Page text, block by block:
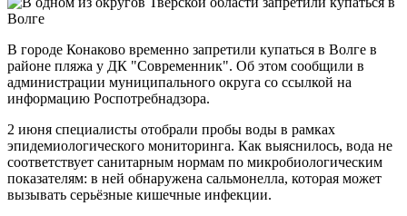
В городе Конаково временно запретили купаться в Волге в
районе пляжа у ДК "Современник". Об этом сообщили в
администрации муниципального округа со ссылкой на
информацию Роспотребнадзора.
2 июня специалисты отобрали пробы воды в рамках
эпидемиологического мониторинга. Как выяснилось, вода не
соответствует санитарным нормам по микробиологическим
показателям: в ней обнаружена сальмонелла, которая может
вызывать серьёзные кишечные инфекции.